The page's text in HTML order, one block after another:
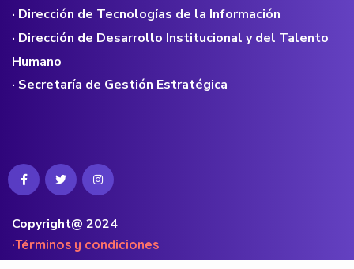
· Dirección de Tecnologías de la Información
· Dirección de Desarrollo Institucional y del Talento
Humano
· Secretaría de Gestión Estratégica
Copyright@ 2024
·Términos y condiciones